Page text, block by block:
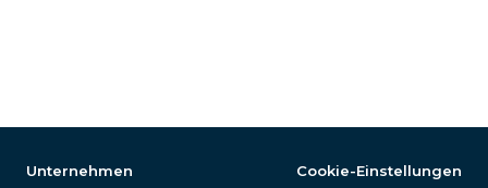
Unternehmen
Cookie-Einstellungen